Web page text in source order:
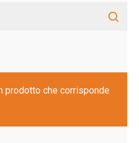
prodotto che corrisponde